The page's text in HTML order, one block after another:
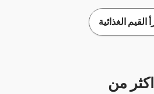
القيم الغذائية
أكثر من